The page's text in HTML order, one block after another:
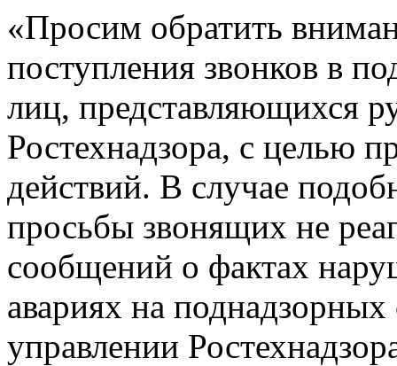
«Просим обратить
поступления звонков в
лиц, представляющихся
Ростехнадзора, с целью
действий. В случае
просьбы звонящих не
сообщений о фактах
авариях на
управлении